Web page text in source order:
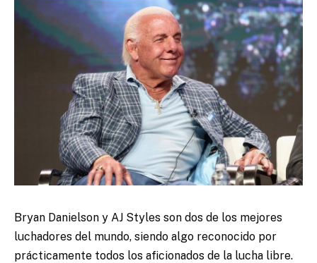
Bryan Danielson y AJ Styles son dos de los mejores
luchadores del mundo, siendo algo reconocido por
prácticamente todos los aficionados de la lucha libre.